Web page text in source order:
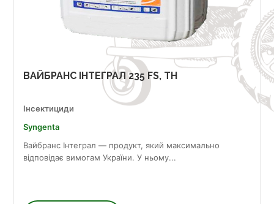
ВАЙБРАНС ІНТЕГРАЛ 235 FS, TH
Інсектициди
Syngenta
Вайбранс Інтеграл — продукт, який максимально
відповідає вимогам України. У ньому...